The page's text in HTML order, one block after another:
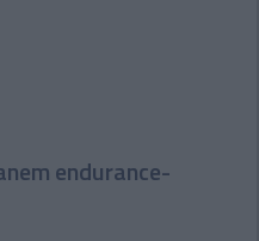
endurance-